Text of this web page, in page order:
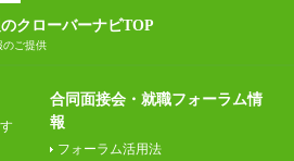
クローバーナビTOP
のご提供
合同面接会・就職フォーラム情
報
フォーラム活用法